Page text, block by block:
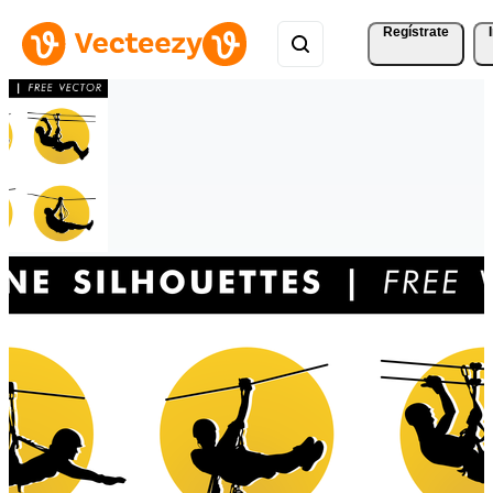
Regístrate